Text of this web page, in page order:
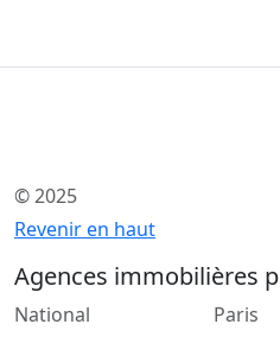
© 2025
Revenir en haut
Agences immobilières
National
Paris